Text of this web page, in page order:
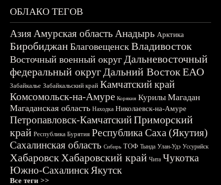
ОБЛАКО ТЕГОВ
АзияАмурская область Анадырь Арктика
БиробиджанБлаговещенскВладивосток
Восточный военный округДальневосточный
федеральный округДальний ВостокЕАО
Забайкалье Забайкальский край Камчатский край
Комсомольск-на-Амуре Корякия Курилы Магадан
Магаданская область Находка Николаевск-на-Амуре
Петропавловск-КамчатскийПриморский
край Республика Бурятия Республика Саха (Якутия)
Сахалинская область Сибирь ТОФ Тында Улан-Удэ Уссурийск
ХабаровскХабаровский край Чита Чукотка
Южно-СахалинскЯкутск
Все теги >>